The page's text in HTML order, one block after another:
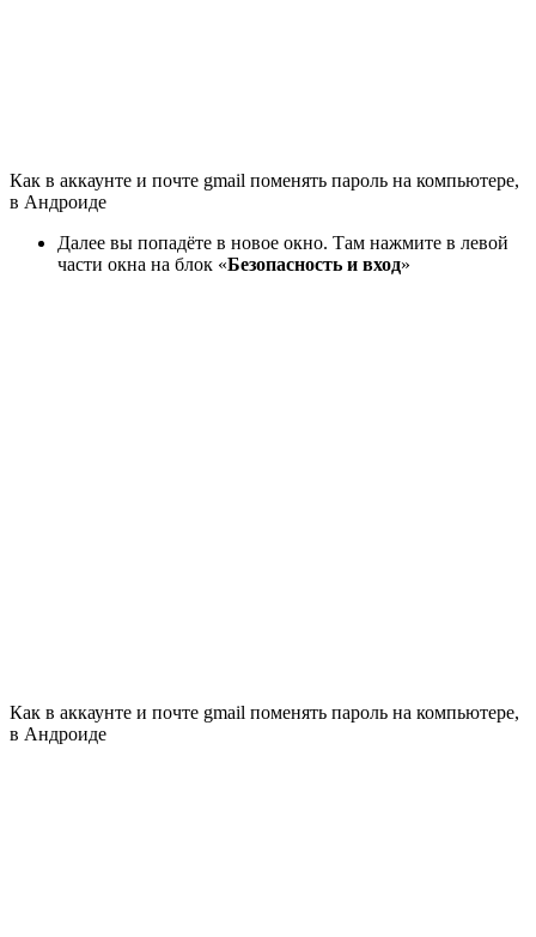
Как в аккаунте и почте gmail поменять пароль на компьютере,
в Андроиде
Далее вы попадёте в новое окно. Там нажмите в левой
части окна на блок «Безопасность и вход»
Как в аккаунте и почте gmail поменять пароль на компьютере,
в Андроиде